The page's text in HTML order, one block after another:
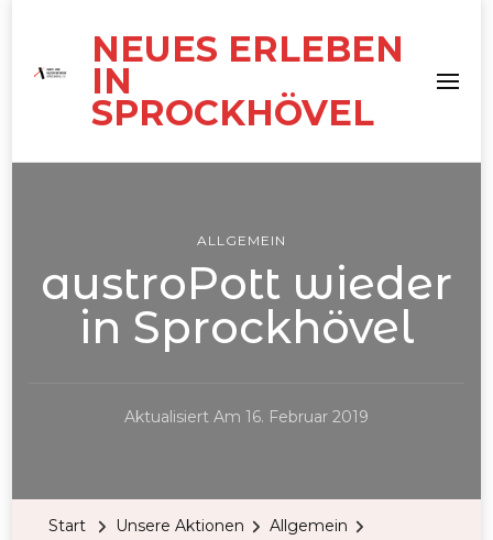
NEUES ERLEBEN
IN
SPROCKHÖVEL
ALLGEMEIN
austroPott wieder
in Sprockhövel
Aktualisiert Am 16. Februar 2019
Start Unsere Aktionen
Allgemein